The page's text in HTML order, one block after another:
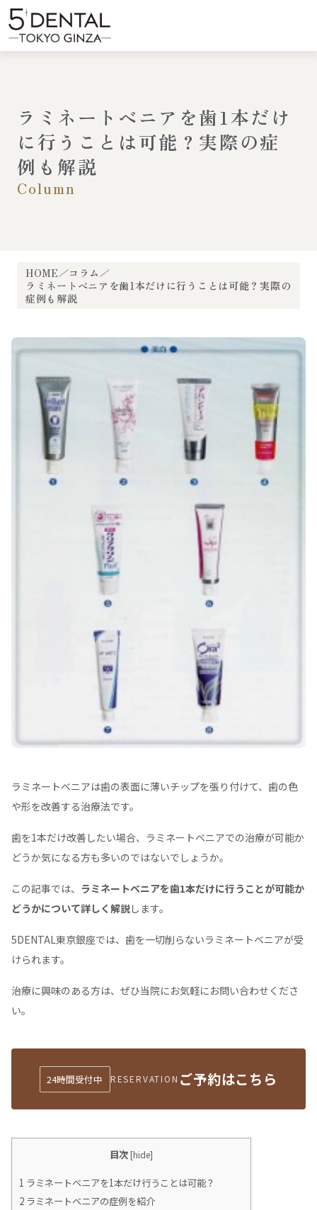
内
容
を
ラミネートベニアを歯1本だけ
に行うことは可能？実際の症
例も解説
Column
HOME
コラム
ラミネートベニアを歯1本だけに行うことは可能？実際の
症例も解説
ラミネートベニアは歯の表面に薄いチップを張り付けて、歯の色
や形を改善する治療法です。
歯を1本だけ改善したい場合、ラミネートベニアでの治療が可能か
どうか気になる方も多いのではないでしょうか。
この記事では、 ラミネートベニアを歯1本だけに行うことが可能か
どうかについて詳しく解説します。
5DENTAL東京銀座では、歯を一切削らないラミネートベニアが受
けられます。
治療に興味のある方は、ぜひ当院にお気軽にお問い合わせくださ
い。
24時間受付中 RESERVATION ご予約はこちら
目次[hide]
1 ラミネートベニアを1本だけ行うことは可能？
2 ラミネートベニアの症例を紹介